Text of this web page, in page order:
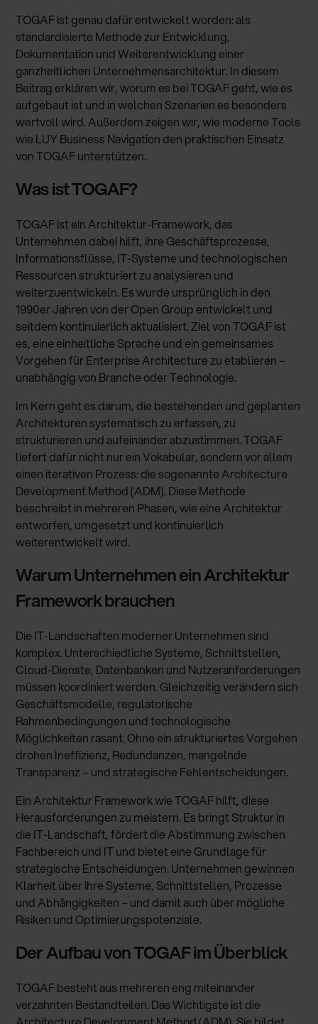
TOGAF ist genau dafür entwickelt worden: als
standardisierte Methode zur Entwicklung,
Dokumentation und Weiterentwicklung einer
ganzheitlichen Unternehmensarchitektur. In diesem
Beitrag erklären wir, worum es bei TOGAF geht, wie es
aufgebaut ist und in welchen Szenarien es besonders
wertvoll wird. Außerdem zeigen wir, wie moderne Tools
wie LUY Business Navigation den praktischen Einsatz
von TOGAF unterstützen.
Was ist TOGAF?
TOGAF ist ein Architektur-Framework, das
Unternehmen dabei hilft, ihre Geschäftsprozesse,
Informationsflüsse, IT-Systeme und technologischen
Ressourcen strukturiert zu analysieren und
weiterzuentwickeln. Es wurde ursprünglich in den
1990er Jahren von der Open Group entwickelt und
seitdem kontinuierlich aktualisiert. Ziel von TOGAF ist
es, eine einheitliche Sprache und ein gemeinsames
Vorgehen für Enterprise Architecture zu etablieren –
unabhängig von Branche oder Technologie.
Im Kern geht es darum, die bestehenden und geplanten
Architekturen systematisch zu erfassen, zu
strukturieren und aufeinander abzustimmen. TOGAF
liefert dafür nicht nur ein Vokabular, sondern vor allem
einen iterativen Prozess: die sogenannte Architecture
Development Method (ADM). Diese Methode
beschreibt in mehreren Phasen, wie eine Architektur
entworfen, umgesetzt und kontinuierlich
weiterentwickelt wird.
Warum Unternehmen ein Architektur
Framework brauchen
Die IT-Landschaften moderner Unternehmen sind
komplex. Unterschiedliche Systeme, Schnittstellen,
Cloud-Dienste, Datenbanken und Nutzeranforderungen
müssen koordiniert werden. Gleichzeitig verändern sich
Geschäftsmodelle, regulatorische
Rahmenbedingungen und technologische
Möglichkeiten rasant. Ohne ein strukturiertes Vorgehen
drohen Ineffizienz, Redundanzen, mangelnde
Transparenz – und strategische Fehlentscheidungen.
Ein Architektur Framework wie TOGAF hilft, diese
Herausforderungen zu meistern. Es bringt Struktur in
die IT-Landschaft, fördert die Abstimmung zwischen
Fachbereich und IT und bietet eine Grundlage für
strategische Entscheidungen. Unternehmen gewinnen
Klarheit über ihre Systeme, Schnittstellen, Prozesse
und Abhängigkeiten – und damit auch über mögliche
Risiken und Optimierungspotenziale.
Der Aufbau von TOGAF im Überblick
TOGAF besteht aus mehreren eng miteinander
verzahnten Bestandteilen. Das Wichtigste ist die